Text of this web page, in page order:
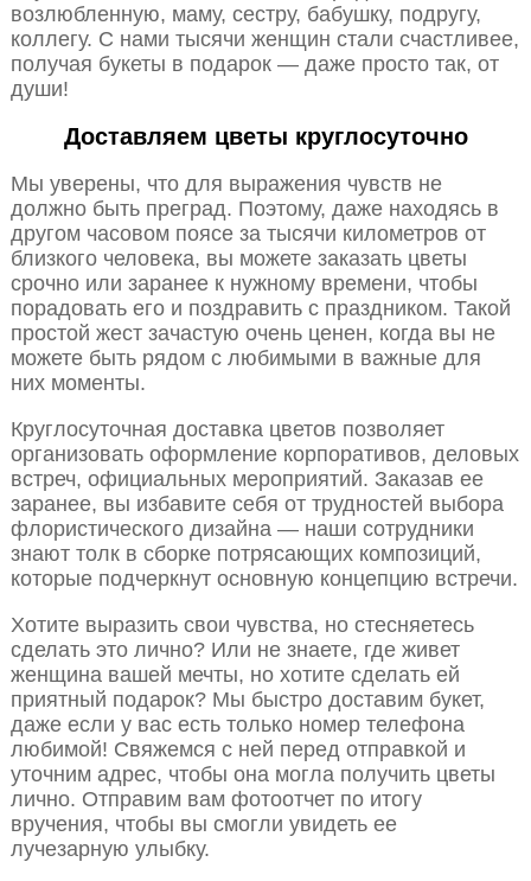
возлюбленную, маму, сестру, бабушку, подругу,
коллегу. С нами тысячи женщин стали счастливее,
получая букеты в подарок — даже просто так, от
души!
Доставляем цветы круглосуточно
Мы уверены, что для выражения чувств не
должно быть преград. Поэтому, даже находясь в
другом часовом поясе за тысячи километров от
близкого человека, вы можете заказать цветы
срочно или заранее к нужному времени, чтобы
порадовать его и поздравить с праздником. Такой
простой жест зачастую очень ценен, когда вы не
можете быть рядом с любимыми в важные для
них моменты.
Круглосуточная доставка цветов позволяет
организовать оформление корпоративов, деловых
встреч, официальных мероприятий. Заказав ее
заранее, вы избавите себя от трудностей выбора
флористического дизайна — наши сотрудники
знают толк в сборке потрясающих композиций,
которые подчеркнут основную концепцию встречи.
Хотите выразить свои чувства, но стесняетесь
сделать это лично? Или не знаете, где живет
женщина вашей мечты, но хотите сделать ей
приятный подарок? Мы быстро доставим букет,
даже если у вас есть только номер телефона
любимой! Свяжемся с ней перед отправкой и
уточним адрес, чтобы она могла получить цветы
лично. Отправим вам фотоотчет по итогу
вручения, чтобы вы смогли увидеть ее
лучезарную улыбку.